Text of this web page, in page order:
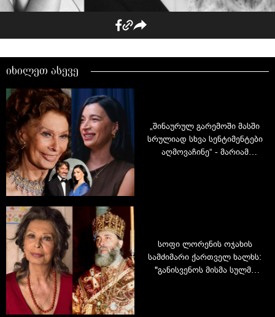
იხილეთ ასევე
„შინაურულ გარემოში მასში
სრულიად სხვა სენტიმენტები
აღმოვაჩინე“ - მარიამ
სოფი ლორენის ოჯახის
სამძიმარი ქართველ ხალხს:
"განისვენოს მისმა სულმა